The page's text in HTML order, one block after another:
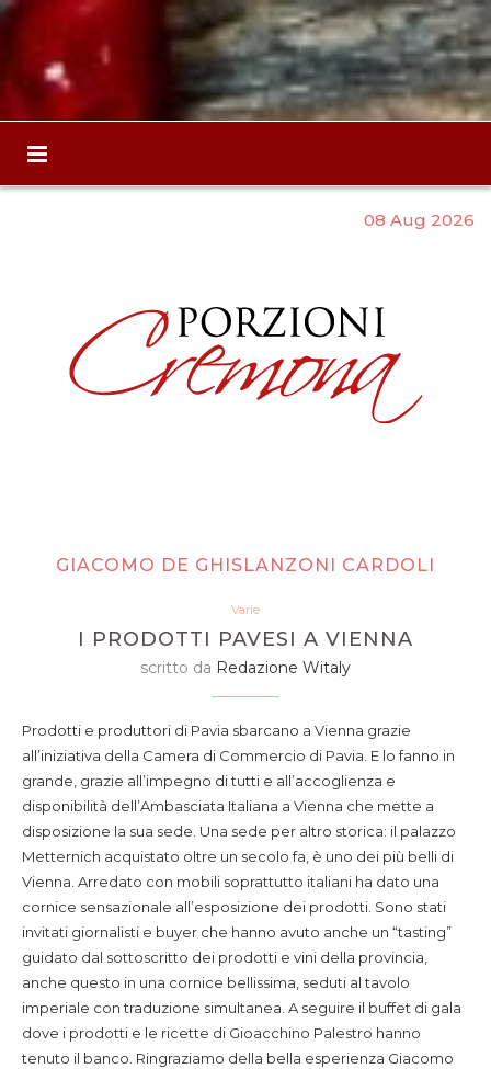
08 Aug 2026
GIACOMO DE GHISLANZONI CARDOLI
Varie
I PRODOTTI PAVESI A VIENNA
scritto da Redazione Witaly
Prodotti e produttori di Pavia sbarcano a Vienna grazie
all’iniziativa della Camera di Commercio di Pavia. E lo fanno in
grande, grazie all’impegno di tutti e all’accoglienza e
disponibilità dell’Ambasciata Italiana a Vienna che mette a
disposizione la sua sede. Una sede per altro storica: il palazzo
Metternich acquistato oltre un secolo fa, è uno dei più belli di
Vienna. Arredato con mobili soprattutto italiani ha dato una
cornice sensazionale all’esposizione dei prodotti. Sono stati
invitati giornalisti e buyer che hanno avuto anche un “tasting”
guidato dal sottoscritto dei prodotti e vini della provincia,
anche questo in una cornice bellissima, seduti al tavolo
imperiale con traduzione simultanea. A seguire il buffet di gala
dove i prodotti e le ricette di Gioacchino Palestro hanno
tenuto il banco. Ringraziamo della bella esperienza Giacomo